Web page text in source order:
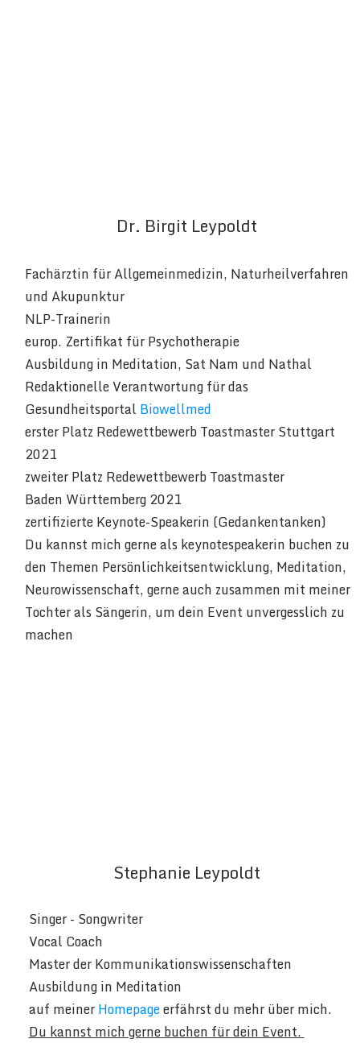
Dr. Birgit Leypoldt
Fachärztin für Allgemeinmedizin, Naturheilverfahren
und Akupunktur
NLP-Trainerin
europ. Zertifikat für Psychotherapie
Ausbildung in Meditation, Sat Nam und Nathal
Redaktionelle Verantwortung für das
Gesundheitsportal Biowellmed
erster Platz Redewettbewerb Toastmaster Stuttgart
2021
zweiter Platz Redewettbewerb Toastmaster
Baden Württemberg 2021
zertifizierte Keynote-Speakerin (Gedankentanken)
Du kannst mich gerne als keynotespeakerin buchen zu
den Themen Persönlichkeitsentwicklung, Meditation,
Neurowissenschaft, gerne auch zusammen mit meiner
Tochter als Sängerin, um dein Event unvergesslich zu
machen
Stephanie Leypoldt
Singer - Songwriter
Vocal Coach
Master der Kommunikationswissenschaften
Ausbildung in Meditation
auf meinerHomepageerfährst du mehr über mich.
Du kannst mich gerne buchen für dein Event.